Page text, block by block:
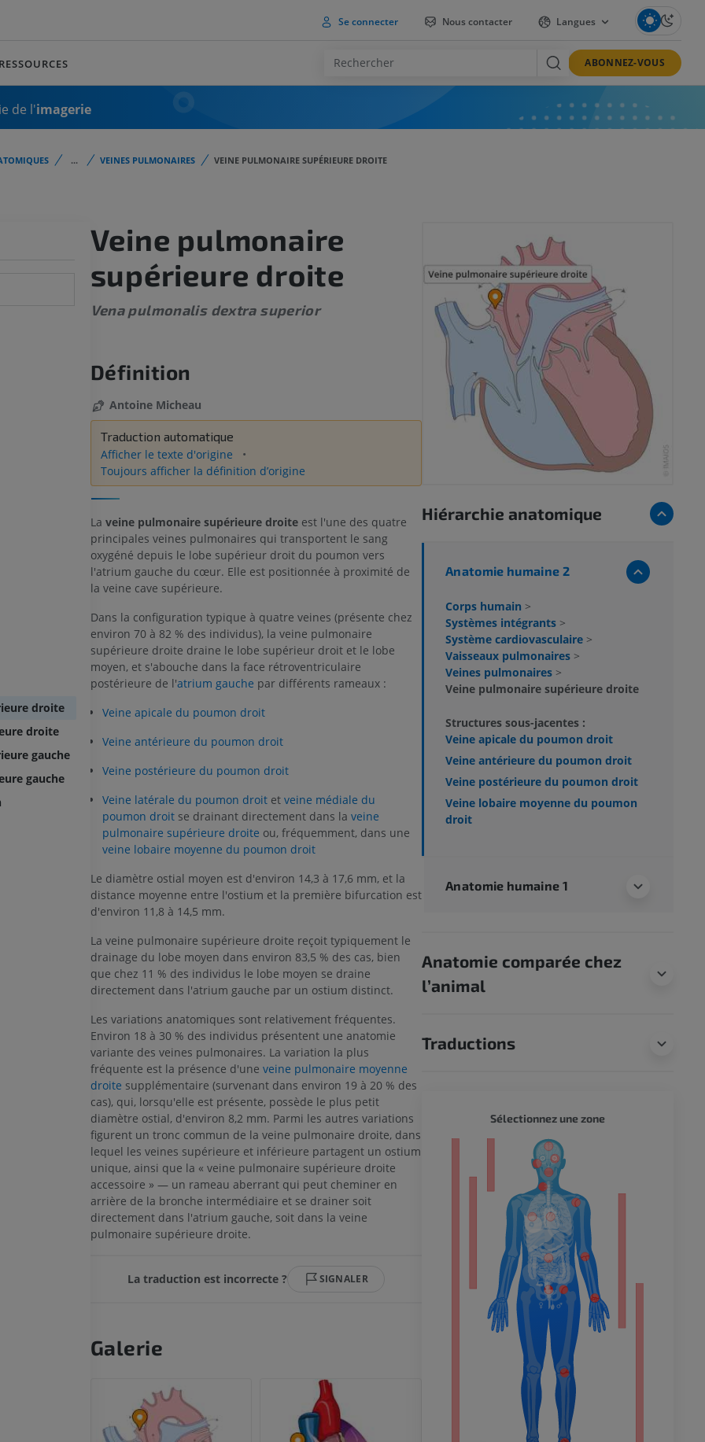
Se connecter Nous contacter Langues
RESSOURCES ABONNEZ-VOUS
de l'imagerie
... VEINES PULMONAIRES VEINE PULMONAIRE SUPÉRIEURE DROITE
droite
droite
gauche
gauche
Veine pulmonaire
supérieure droite
Vena pulmonalis dextra superior
Définition
Antoine Micheau
Traduction automatique
Afficher le texte d'origine
Toujours afficher la définition d’origine
La veine pulmonaire supérieure droiteest l'une des quatre
principales veines pulmonaires qui transportent le sang
oxygéné depuis le lobe supérieur droit du poumon vers
l'atrium gauche du cœur. Elle est positionnée à proximité de
la veine cave supérieure.
Dans la configuration typique à quatre veines (présente chez
environ 70 à 82 % des individus), la veine pulmonaire
supérieure droite draine le lobe supérieur droit et le lobe
moyen, et s'abouche dans la face rétroventriculaire
postérieure de l'atrium gauche par différents rameaux :
Veine apicale du poumon droit
Veine antérieure du poumon droit
Veine postérieure du poumon droit
Veine latérale du poumon droitet veine médiale du
poumon droitse drainant directement dans la veine
pulmonaire supérieure droite ou, fréquemment, dans une
veine lobaire moyenne du poumon droit
Le diamètre ostial moyen est d'environ 14,3 à 17,6 mm, et la
distance moyenne entre l'ostium et la première bifurcation est
d'environ 11,8 à 14,5 mm.
La veine pulmonaire supérieure droite reçoit typiquement le
drainage du lobe moyen dans environ 83,5 % des cas, bien
que chez 11 % des individus le lobe moyen se draine
directement dans l'atrium gauche par un ostium distinct.
Les variations anatomiques sont relativement fréquentes.
Environ 18 à 30 % des individus présentent une anatomie
variante des veines pulmonaires. La variation la plus
fréquente est la présence d'une veine pulmonaire moyenne
droite supplémentaire (survenant dans environ 19 à 20 % des
cas), qui, lorsqu'elle est présente, possède le plus petit
diamètre ostial, d'environ 8,2 mm. Parmi les autres variations
figurent un tronc commun de la veine pulmonaire droite, dans
lequel les veines supérieure et inférieure partagent un ostium
unique, ainsi que la « veine pulmonaire supérieure droite
accessoire » — un rameau aberrant qui peut cheminer en
arrière de la bronche intermédiaire et se drainer soit
directement dans l'atrium gauche, soit dans la veine
pulmonaire supérieure droite.
La traduction est incorrecte ? SIGNALER
Galerie
Hiérarchie anatomique
Anatomie humaine 2
Corps humain >
Systèmes intégrants >
Système cardiovasculaire >
Vaisseaux pulmonaires >
Veines pulmonaires >
Veine pulmonaire supérieure droite
Structures sous-jacentes :
Veine apicale du poumon droit
Veine antérieure du poumon droit
Veine postérieure du poumon droit
Veine lobaire moyenne du poumon
droit
Anatomie humaine 1
Anatomie comparée chez
l’animal
Traductions
MEMBRE SUPÉRIEUR
IRM du membre supérieur
PREMIUM
IRM de l'épaule
MEMBRE INFÉRIEUR
Membre inférieur
Illustrations
PREMIUM
GRATUIT
IRM de hanche
PREMIUM
Sélectionnez une zone